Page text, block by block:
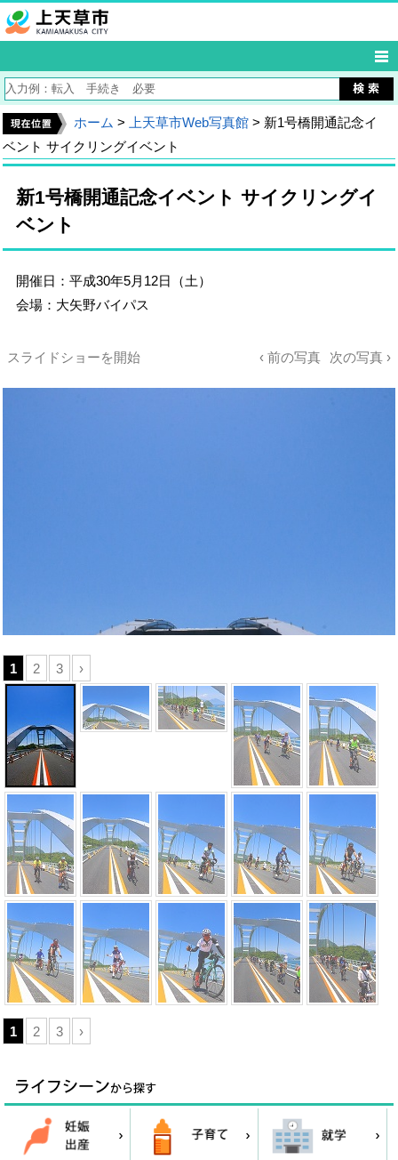
ホーム > 上天草市Web写真館 > 新1号橋開通記念イ
ベント サイクリングイベント
新1号橋開通記念イベント サイクリングイ
ベント
開催日：平成30年5月12日（土）
会場：大矢野バイパス
スライドショーを開始 ‹ 前の写真 次の写真 ›
1 2 3 ›
1 2 3 ›